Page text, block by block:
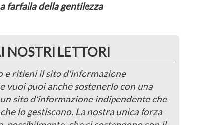
farfalla della gentilezza
NOSTRI LETTORI
e ritieni il sito d'informazione
vuoi puoi anche sostenerlo con una
sito d'informazione indipendente che
lo gestiscono. La nostra unica forza